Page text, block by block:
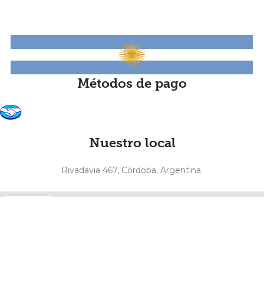
Métodos de pago
Nuestro local
Rivadavia 467, Córdoba, Argentina.